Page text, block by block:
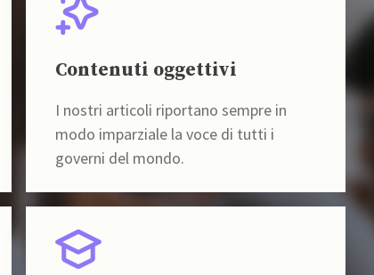
Contenuti oggettivi
I nostri articoli riportano sempre in
modo imparziale la voce di tutti i
governi del mondo.